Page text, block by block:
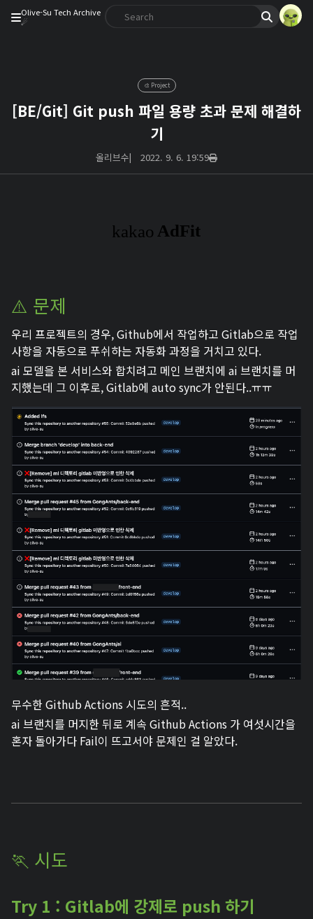
Olive-Su Tech Archive
☄︎
🎨 Project
[BE/Git] Git push 파일 용량 초과 문제 해결하
기
올리브수| 2022. 9. 6. 19:59
⚠️ 문제
우리 프로젝트의 경우, Github에서 작업하고 Gitlab으로 작업
사항을 자동으로 푸쉬하는 자동화 과정을 거치고 있다.
ai 모델을 본 서비스와 합치려고 메인 브랜치에 ai 브랜치를 머
지했는데 그 이후로, Gitlab에 auto sync가 안된다..ㅠㅠ
무수한 Github Actions 시도의 흔적..
ai 브랜치를 머지한 뒤로 계속 Github Actions 가 여섯시간을
혼자 돌아가다 Fail이 뜨고서야 문제인 걸 알았다.
🏃 시도
Try 1 : Gitlab에 강제로 push 하기